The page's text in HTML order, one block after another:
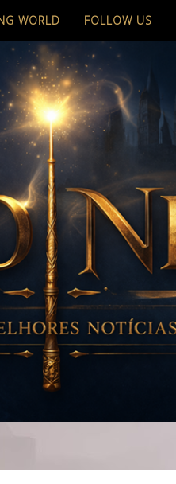
WORLD FOLLOW US